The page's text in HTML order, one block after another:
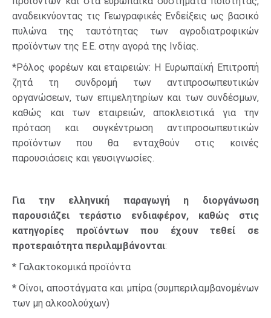
αναδεικνύοντας τις Γεωγραφικές Ενδείξεις ως βασικό
πυλώνα της ταυτότητας των αγροδιατροφικών
προϊόντων της Ε.Ε. στην αγορά της Ινδίας.
*Ρόλος φορέων και εταιρειών: Η Ευρωπαϊκή Επιτροπή
ζητά τη συνδρομή των αντιπροσωπευτικών
οργανώσεων, των επιμελητηρίων και των συνδέσμων,
καθώς και των εταιρειών, αποκλειστικά για την
πρόταση και συγκέντρωση αντιπροσωπευτικών
προϊόντων που θα ενταχθούν στις κοινές
παρουσιάσεις και γευσιγνωσίες.
Για την ελληνική παραγωγή η διοργάνωση
παρουσιάζει τεράστιο ενδιαφέρον, καθώς στις
κατηγορίες προϊόντων που έχουν τεθεί σε
προτεραιότητα περιλαμβάνονται:
* Γαλακτοκομικά προϊόντα
* Οίνοι, αποστάγματα και μπίρα (συμπεριλαμβανομένων
των μη αλκοολούχων)